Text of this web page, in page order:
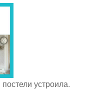
устроила.